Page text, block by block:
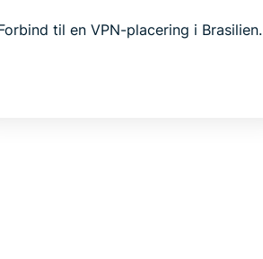
til en VPN-placering i Brasilien.